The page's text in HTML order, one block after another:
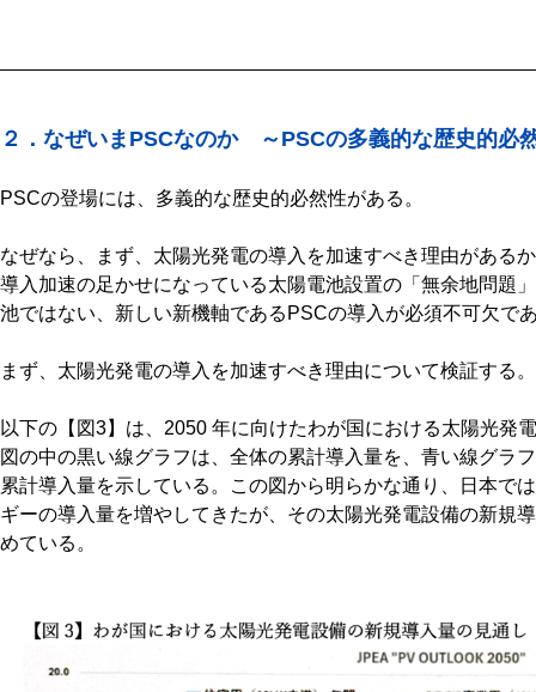
２．なぜいまPSCなのか ～PSCの多義的な歴史的必
PSCの登場には、多義的な歴史的必然性がある。
なぜなら、まず、太陽光発電の導入を加速すべき理由がある
導入加速の足かせになっている太陽電池設置の「無余地問題
池ではない、新しい新機軸であるPSCの導入が必須不可欠で
まず、太陽光発電の導入を加速すべき理由について検証する。
以下の【図3】は、2050 年に向けたわが国における太陽光発
図の中の黒い線グラフは、全体の累計導入量を、青い線グラ
累計導入量を示している。この図から明らかな通り、日本で
ギーの導入量を増やしてきたが、その太陽光発電設備の新規
めている。